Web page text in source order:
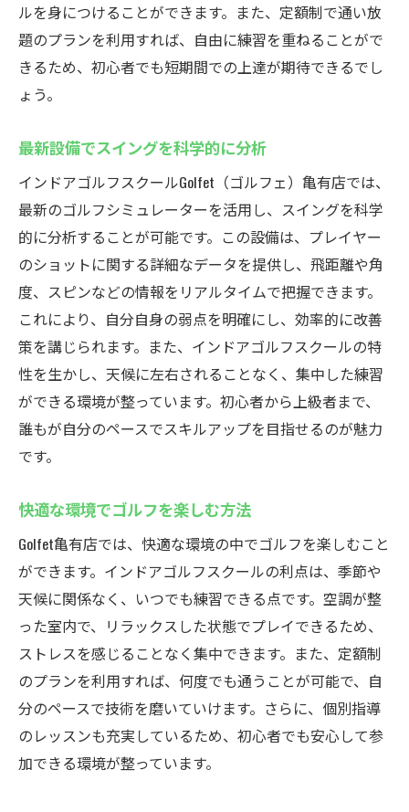
ルを身につけることができます。また、定額制で通い放
題のプランを利用すれば、自由に練習を重ねることがで
きるため、初心者でも短期間での上達が期待できるでし
ょう。
最新設備でスイングを科学的に分析
インドアゴルフスクールGolfet（ゴルフェ）亀有店では、
最新のゴルフシミュレーターを活用し、スイングを科学
的に分析することが可能です。この設備は、プレイヤー
のショットに関する詳細なデータを提供し、飛距離や角
度、スピンなどの情報をリアルタイムで把握できます。
これにより、自分自身の弱点を明確にし、効率的に改善
策を講じられます。また、インドアゴルフスクールの特
性を生かし、天候に左右されることなく、集中した練習
ができる環境が整っています。初心者から上級者まで、
誰もが自分のペースでスキルアップを目指せるのが魅力
です。
快適な環境でゴルフを楽しむ方法
Golfet亀有店では、快適な環境の中でゴルフを楽しむこと
ができます。インドアゴルフスクールの利点は、季節や
天候に関係なく、いつでも練習できる点です。空調が整
った室内で、リラックスした状態でプレイできるため、
ストレスを感じることなく集中できます。また、定額制
のプランを利用すれば、何度でも通うことが可能で、自
分のペースで技術を磨いていけます。さらに、個別指導
のレッスンも充実しているため、初心者でも安心して参
加できる環境が整っています。